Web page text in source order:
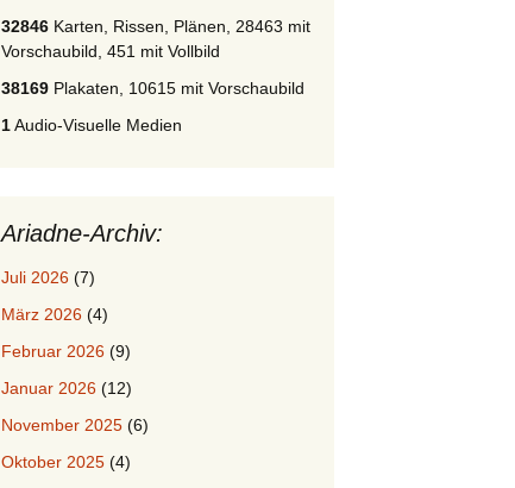
32846 Karten, Rissen, Plänen, 28463 mit
Vorschaubild, 451 mit Vollbild
38169 Plakaten, 10615 mit Vorschaubild
1Audio-Visuelle Medien
Ariadne-Archiv:
Juli 2026 (7)
März 2026 (4)
Februar 2026 (9)
Januar 2026 (12)
November 2025 (6)
Oktober 2025 (4)